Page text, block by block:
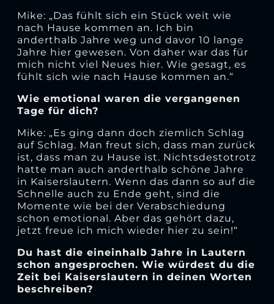
Mike: „Das fühlt sich ein Stück weit wie
nach Hause kommen an. Ich bin
anderthalb Jahre weg und davor 10 lange
Jahre hier gewesen. Von daher war das für
mich nicht viel Neues hier. Wie gesagt, es
fühlt sich wie nach Hause kommen an.“
Wie emotional waren die vergangenen
Tage für dich?
Mike: „Es ging dann doch ziemlich Schlag
auf Schlag. Man freut sich, dass man zurück
ist, dass man zu Hause ist. Nichtsdestotrotz
hatte man auch anderthalb schöne Jahre
in Kaiserslautern. Wenn das dann so auf die
Schnelle auch zu Ende geht, sind die
Momente wie bei der Verabschiedung
schon emotional. Aber das gehört dazu,
jetzt freue ich mich wieder hier zu sein!“
Du hast die eineinhalb Jahre in Lautern
schon angesprochen. Wie würdest du die
Zeit bei Kaiserslautern in deinen Worten
beschreiben?